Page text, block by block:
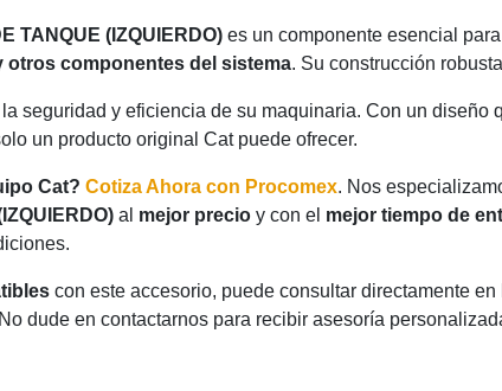
TANQUE (IZQUIERDO) es un componente esencial
otros componentes del sistema. Su construcción
seguridad y eficiencia de su maquinaria. Con un
un producto original Cat puede ofrecer.
Cat? Cotiza Ahora con Procomex. Nos
al mejor precio y con el mejor tiempo de
con este accesorio, puede consultar directamente
dude en contactarnos para recibir asesoría